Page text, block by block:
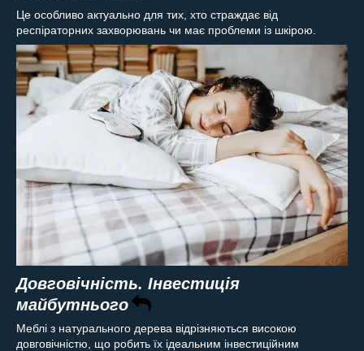
Це особливо актуально для тих, хто страждає від
респіраторних захворювань чи має проблеми із шкірою.
Довговічність. Інвестиція
майбутнього
Меблі з натурального дерева відрізняються високою
довговічністю, що робить їх ідеальним інвестиційним